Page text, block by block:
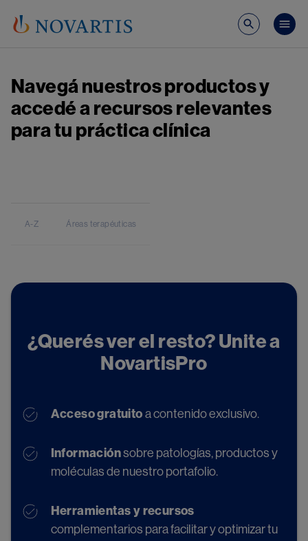
Navegá nuestros productos y
accedé a recursos relevantes
para tu práctica clínica
A-Z Áreas terapéuticas
¿Querés ver el resto? Unite a
NovartisPro
Acceso gratuito a contenido exclusivo.
Informaciónsobre patologías, productos y
moléculas de nuestro portafolio.
Herramientas y recursos
complementarios para facilitar y optimizar tu